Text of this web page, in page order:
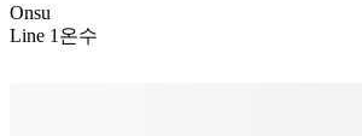
Onsu
Line 1 온수